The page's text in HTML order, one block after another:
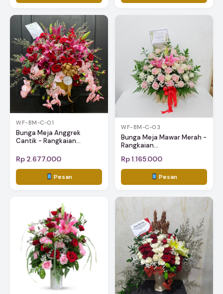
WF-BM-C-01
Bunga Meja Anggrek
Cantik - Rangkaian...
Rp 2.677.000
Pesan
WF-BM-C-03
Bunga Meja Mawar Merah -
Rangkaian...
Rp 1.165.000
Pesan